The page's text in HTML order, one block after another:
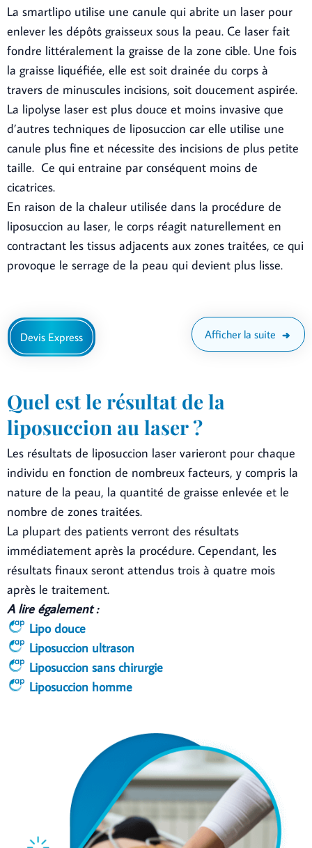
La smartlipo utilise une canule qui abrite un laser pour
enlever les dépôts graisseux sous la peau. Ce laser fait
fondre littéralement la graisse de la zone cible. Une fois
la graisse liquéfiée, elle est soit drainée du corps à
travers de minuscules incisions, soit doucement aspirée.
La lipolyse laser est plus douce et moins invasive que
d’autres techniques de liposuccion car elle utilise une
canule plus fine et nécessite des incisions de plus petite
taille. Ce qui entraine par conséquent moins de
cicatrices.
En raison de la chaleur utilisée dans la procédure de
liposuccion au laser, le corps réagit naturellement en
contractant les tissus adjacents aux zones traitées, ce qui
provoque le serrage de la peau qui devient plus lisse.
Afficher la suite
Devis Express
Quel est le résultat de la
liposuccion au laser ?
Les résultats de liposuccion laser varieront pour chaque
individu en fonction de nombreux facteurs, y compris la
nature de la peau, la quantité de graisse enlevée et le
nombre de zones traitées.
La plupart des patients verront des résultats
immédiatement après la procédure. Cependant, les
résultats finaux seront attendus trois à quatre mois
après le traitement.
A lire également :
Lipo douce
Liposuccion ultrason
Liposuccion sans chirurgie
Liposuccion homme